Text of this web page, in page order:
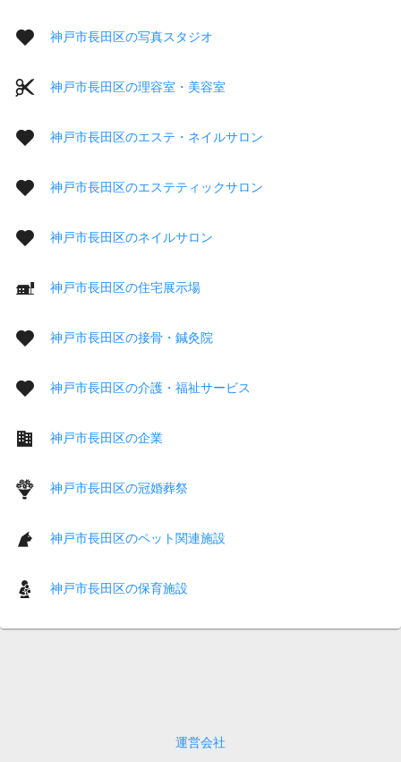
神戸市長田区の写真スタジオ
神戸市長田区の理容室・美容室
神戸市長田区のエステ・ネイルサロン
神戸市長田区のエステティックサロン
神戸市長田区のネイルサロン
神戸市長田区の住宅展示場
神戸市長田区の接骨・鍼灸院
神戸市長田区の介護・福祉サービス
神戸市長田区の企業
神戸市長田区の冠婚葬祭
神戸市長田区のペット関連施設
神戸市長田区の保育施設
運営会社